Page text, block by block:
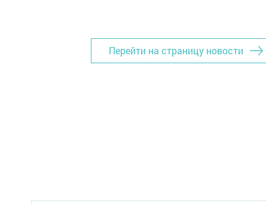
Перейти на страницу новости